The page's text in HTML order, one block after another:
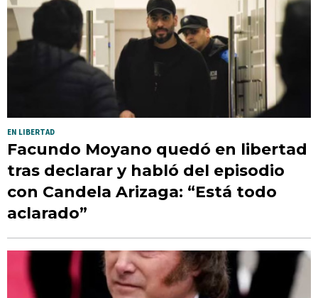
EN LIBERTAD
Facundo Moyano quedó en libertad
tras declarar y habló del episodio
con Candela Arizaga: “Está todo
aclarado”